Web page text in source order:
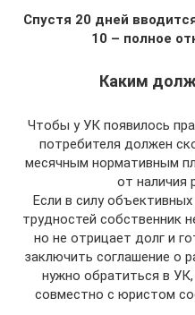
Спустя 20 дней
10 – полное
Каким
Чтобы у УК появилось
потребителя должен
месячным нормативным
от наличия
Если в силу
трудностей собственник
но не отрицает долг и
заключить соглашение о
нужно обратиться в УК,
совместно с юристом